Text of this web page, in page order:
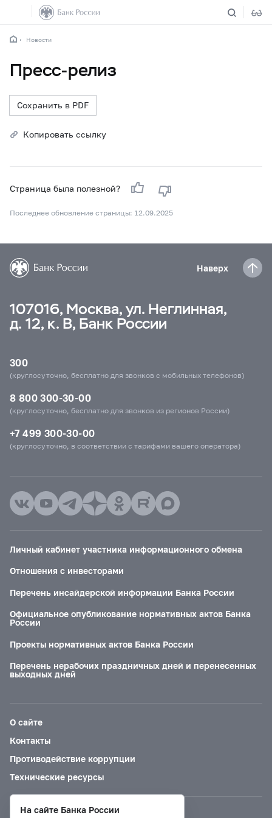
Новости
Пресс-релиз
Сохранить в PDF
Копировать ссылку
Страница была полезной?
Последнее обновление страницы: 12.09.2025
Наверх
107016, Москва, ул. Неглинная,
д. 12, к. В, Банк России
300
(круглосуточно, бесплатно для звонков с мобильных телефонов)
8 800 300-30-00
(круглосуточно, бесплатно для звонков из регионов России)
+7 499 300-30-00
(круглосуточно, в соответствии с тарифами вашего оператора)
Личный кабинет участника информационного обмена
Отношения с инвесторами
Перечень инсайдерской информации Банка России
Официальное опубликование нормативных актов Банка
России
Проекты нормативных актов Банка России
Перечень нерабочих праздничных дней и перенесенных
выходных дней
О сайте
Контакты
Противодействие коррупции
Технические ресурсы
На сайте Банка России